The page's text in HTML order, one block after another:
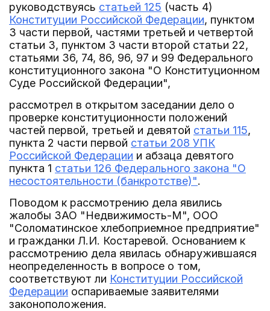
руководствуясь статьей 125 (часть 4)
Конституции Российской Федерации, пунктом
3 части первой, частями третьей и четвертой
статьи 3, пунктом 3 части второй статьи 22,
статьями 36, 74, 86, 96, 97 и 99 Федерального
конституционного закона "О Конституционном
Суде Российской Федерации",
рассмотрел в открытом заседании дело о
проверке конституционности положений
частей первой, третьей и девятой статьи 115,
пункта 2 части первой статьи 208 УПК
Российской Федерации и абзаца девятого
пункта 1 статьи 126 Федерального закона "О
несостоятельности (банкротстве)".
Поводом к рассмотрению дела явились
жалобы ЗАО "Недвижимость-М", ООО
"Соломатинское хлебоприемное предприятие"
и гражданки Л.И. Костаревой. Основанием к
рассмотрению дела явилась обнаружившаяся
неопределенность в вопросе о том,
соответствуют ли Конституции Российской
Федерации оспариваемые заявителями
законоположения.